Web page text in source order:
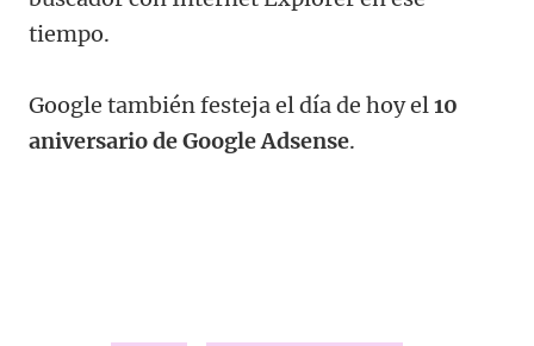
tiempo.
Google también festeja el día de hoy el 10
aniversario de Google Adsense.